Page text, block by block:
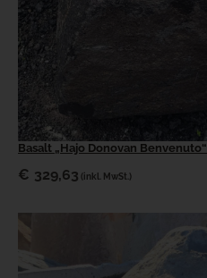
Basalt „Hajo Donovan Benvenuto“
€ 329,63 (inkl. MwSt.)